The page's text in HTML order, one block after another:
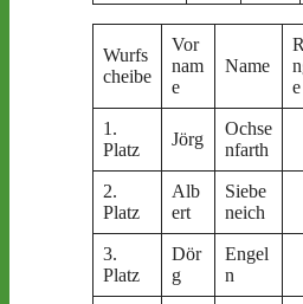
Wurfs
cheibe
Vor
nam
e
Name
e
1.
Platz
Jörg
Ochse
nfarth
2.
Platz
Alb
ert
Siebe
neich
3.
Platz
Dör
g
Engel
n